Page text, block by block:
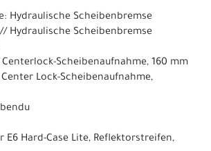
Hydraulische Scheibenbremse
Hydraulische Scheibenbremse
Centerlock-Scheibenaufnahme, 160 mm
Lock-Scheibenaufnahme,
E6 Hard-Case Lite, Reflektorstreifen,